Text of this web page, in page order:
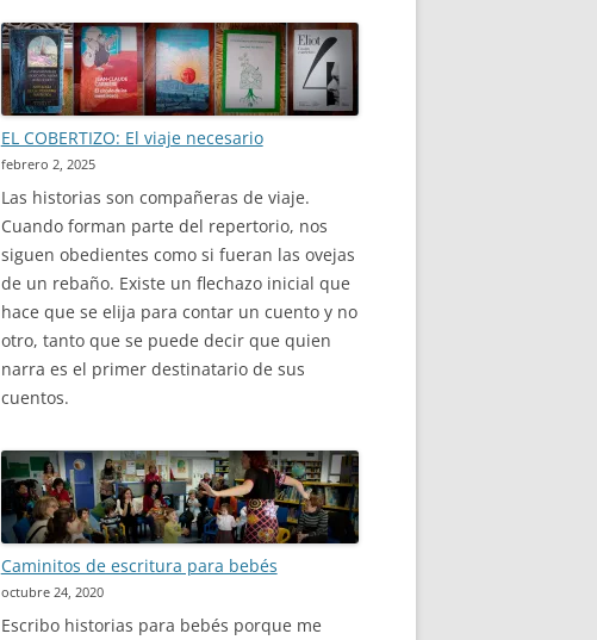
EL COBERTIZO: El viaje necesario
febrero 2, 2025
Las historias son compañeras de viaje.
Cuando forman parte del repertorio, nos
siguen obedientes como si fueran las ovejas
de un rebaño. Existe un flechazo inicial que
hace que se elija para contar un cuento y no
otro, tanto que se puede decir que quien
narra es el primer destinatario de sus
cuentos.
Caminitos de escritura para bebés
octubre 24, 2020
Escribo historias para bebés porque me